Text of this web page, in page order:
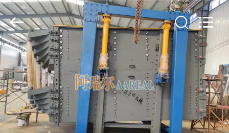
À
LA
MAISON
PRODUITS
2026
Xinxiang
AAREAL
Machine
Co.,Ltd.
All
Rights
Reserved.